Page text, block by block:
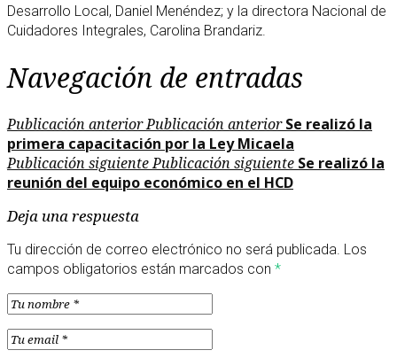
Desarrollo Local, Daniel Menéndez; y la directora Nacional de
Cuidadores Integrales, Carolina Brandariz.
Navegación de entradas
Publicación anteriorPublicación anterior Se realizó la
primera capacitación por la Ley Micaela
Publicación siguientePublicación siguiente Se realizó la
reunión del equipo económico en el HCD
Deja una respuesta
Tu dirección de correo electrónico no será publicada. Los
campos obligatorios están marcados con *